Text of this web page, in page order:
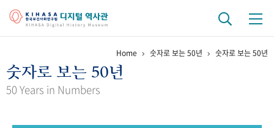
걸어온 길 기관 변천사 역대 기관장
Home 숫자로 보는 50년 숫자로 보는 50년
숫자로 보는 50년
50 Years in Numbers